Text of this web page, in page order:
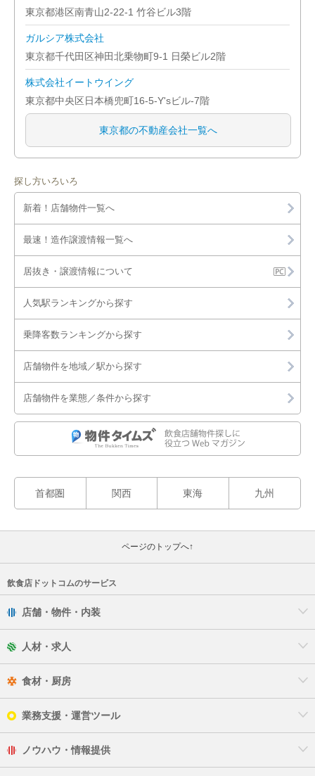
東京都港区南青山2-22-1 竹谷ビル3階
ガルシア株式会社
東京都千代田区神田北乗物町9-1 日榮ビル2階
株式会社イートウイング
東京都中央区日本橋兜町16-5-Y'sビル-7階
東京都の不動産会社一覧へ
探し方いろいろ
新着！店舗物件一覧へ
最速！造作譲渡情報一覧へ
居抜き・譲渡情報について
人気駅ランキングから探す
乗降客数ランキングから探す
店舗物件を地域／駅から探す
店舗物件を業態／条件から探す
首都圏 関西 東海 九州
ページのトップへ↑
飲食店ドットコムのサービス
店舗・物件・内装
人材・求人
食材・厨房
業務支援・運営ツール
ノウハウ・情報提供